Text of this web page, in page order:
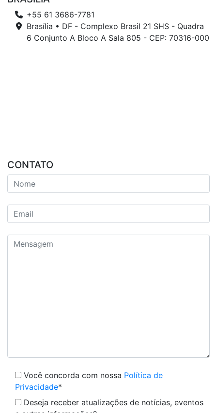
+55 61 3686-7781
Brasília • DF - Complexo Brasil 21 SHS - Quadra
6 Conjunto A Bloco A Sala 805 - CEP: 70316-000
CONTATO
Você concorda com nossa Política de
Privacidade*
Deseja receber atualizações de notícias, eventos